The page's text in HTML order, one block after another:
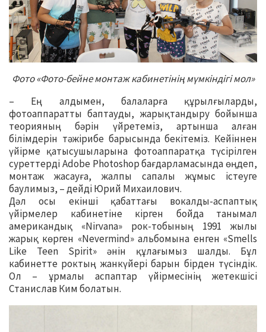
Фото «Фото-бейне монтаж кабинетінің мүмкіндігі мол»
– Ең алдымен, балаларға құрылғыларды,
фотоаппаратты баптауды, жарықтандыру бойынша
теорияның бәрін үйретеміз, артынша алған
білімдерін тәжірибе барысында бекітеміз. Кейіннен
үйірме қатысушыларына фотоаппаратқа түсірілген
суреттерді Adobe Photoshop бағдарламасында өңдеп,
монтаж жасауға, жалпы сапалы жұмыс істеуге
баулимыз, – дейді Юрий Михаилович.
Дәл осы екінші қабаттағы вокалды-аспаптық
үйірмелер кабинетіне кірген бойда танымал
американдық «Nirvana» рок-тобының 1991 жылы
жарық көрген «Nevermind» альбомына енген «Smells
Like Teen Spirit» әнін құлағымыз шалды. Бұл
кабинетте роктың жанкүйері барын бірден түсіндік.
Ол – ұрмалы аспаптар үйірмесінің жетекшісі
Станислав Ким болатын.